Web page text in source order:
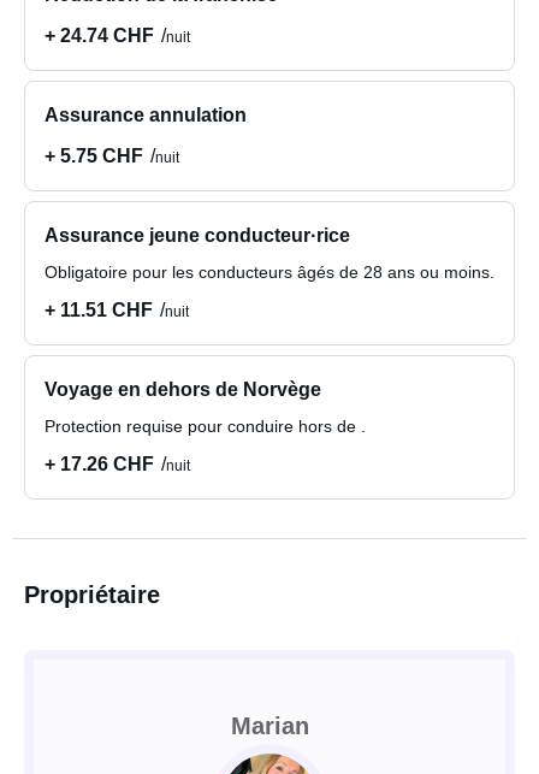
+ 24.74 CHF
nuit
Assurance annulation
+ 5.75 CHF
nuit
Assurance jeune conducteur·rice
Obligatoire pour les conducteurs âgés de 28 ans ou moins.
+ 11.51 CHF nuit
Voyage en dehors de Norvège
Protection requise pour conduire hors de .
+ 17.26 CHF nuit
Propriétaire
Marian